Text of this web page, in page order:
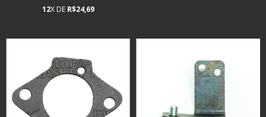
12X DE R$24,69